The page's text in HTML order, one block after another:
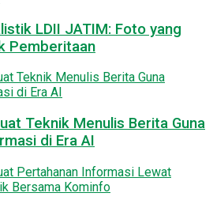
LDII JATIM: Foto yang
Pemberitaan
Teknik Menulis Berita Guna
di Era AI